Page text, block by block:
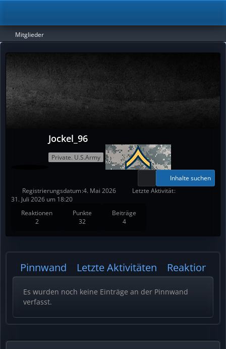
Mitglieder
Jockel_96
Private. U.S.Army
Reaktionen
2
Punkte
32
Beiträge
4
Inhalte suchen
Registrierungsdatum 4. Mai 2026
Letzte Aktivität
31. Juli 2026 um 18:20
Pinnwand Letzte Aktivitäten Reaktionen
Es wurden noch keine Einträge an der Pinnwand
verfasst.